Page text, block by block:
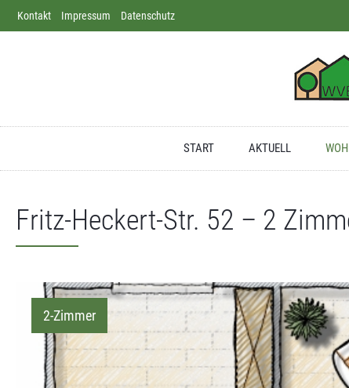
Direkt zum Inhalt springen
Kontakt Impressum Datenschutz
START AKTUELL
Fritz-Heckert-Str. 52 – 2
2-Zimmer